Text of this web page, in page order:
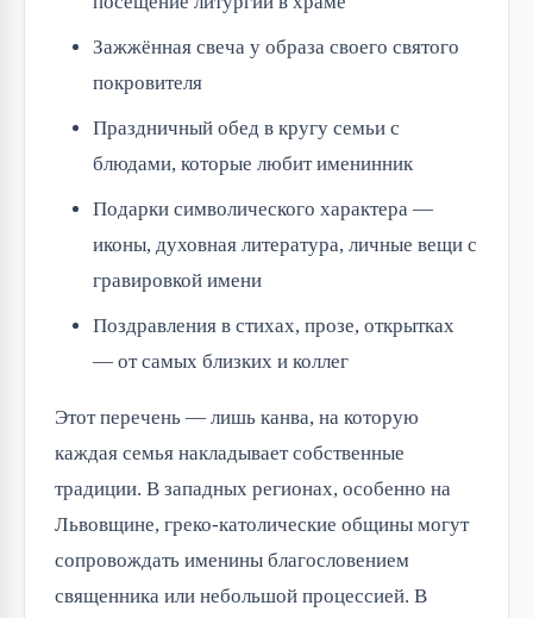
Зажжённая свеча у образа своего святого
покровителя
Праздничный обед в кругу семьи с
блюдами, которые любит именинник
Подарки символического характера —
иконы, духовная литература, личные вещи с
гравировкой имени
Поздравления в стихах, прозе, открытках
— от самых близких и коллег
Этот перечень — лишь канва, на которую
каждая семья накладывает собственные
традиции. В западных регионах, особенно на
Львовщине, греко-католические общины могут
сопровождать именины благословением
священника или небольшой процессией. В